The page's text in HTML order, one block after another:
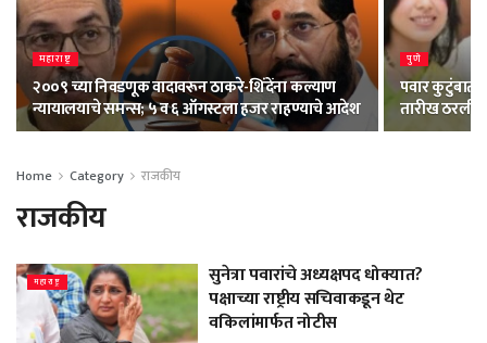
महाराष्ट्र
२००९ च्या निवडणूक वादावरून ठाकरे-शिंदेंना कल्याण
न्यायालयाचे समन्स; ५ व ६ ऑगस्टला हजर राहण्याचे आदेश
पुणे
पवार कुटुंबात
तारीख ठरली
Home Category राजकीय
राजकीय
महाराष्ट्र
सुनेत्रा पवारांचे अध्यक्षपद धोक्यात?
पक्षाच्या राष्ट्रीय सचिवाकडून थेट
वकिलांमार्फत नोटीस